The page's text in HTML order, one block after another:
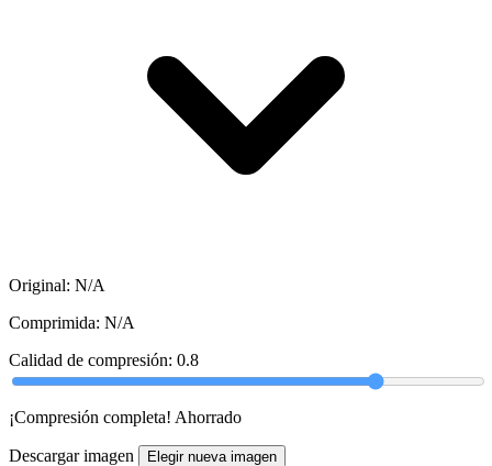
Original: N/A
Comprimida: N/A
Calidad de compresión: 0.8
¡Compresión completa! Ahorrado
Descargar imagen Elegir nueva imagen